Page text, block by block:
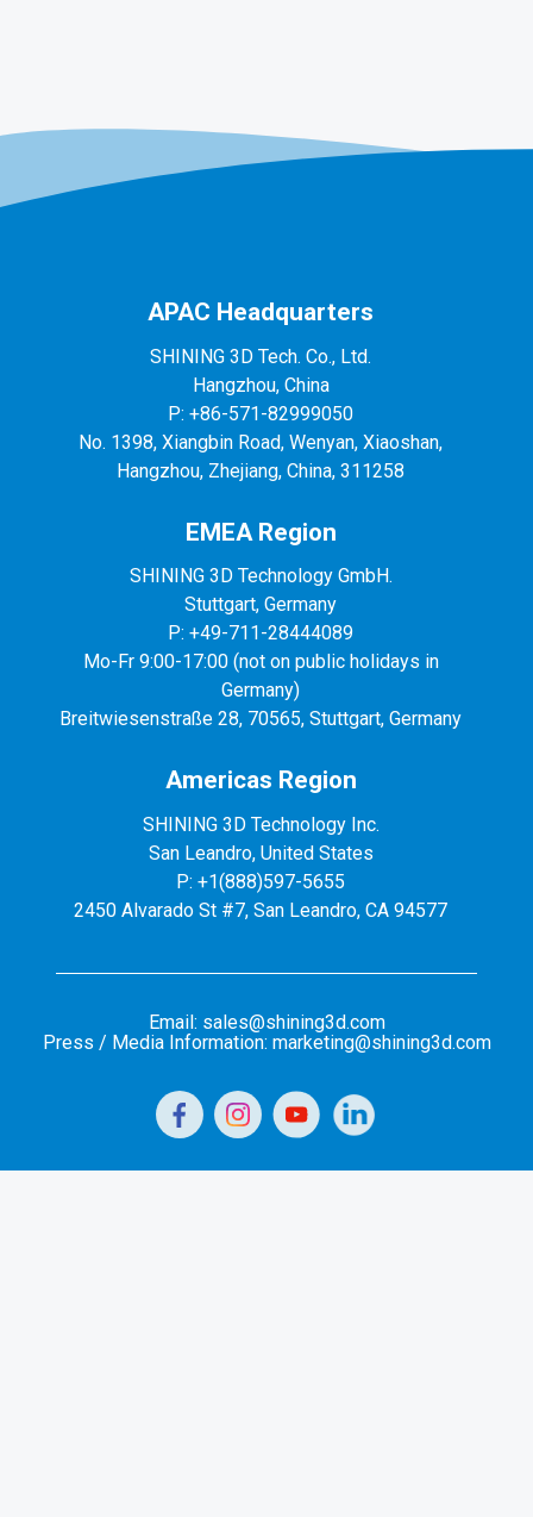
APAC Headquarters
SHINING 3D Tech. Co., Ltd.
Hangzhou, China
P: +86-571-82999050
No. 1398, Xiangbin Road, Wenyan, Xiaoshan,
Hangzhou, Zhejiang, China, 311258
EMEA Region
SHINING 3D Technology GmbH.
Stuttgart, Germany
P: +49-711-28444089
Mo-Fr 9:00-17:00 (not on public holidays in
Germany)
Breitwiesenstraße 28, 70565, Stuttgart, Germany
Americas Region
SHINING 3D Technology Inc.
San Leandro, United States
P: +1(888)597-5655
2450 Alvarado St #7, San Leandro, CA 94577
Email: sales@shining3d.com
Press / Media Information: marketing@shining3d.com